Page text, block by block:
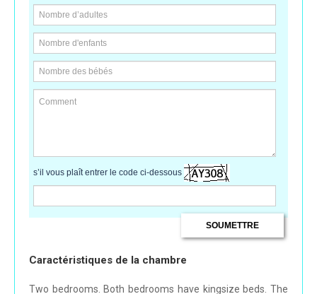
s’il vous plaît entrer le code ci-dessous
Caractéristiques de la chambre
Two bedrooms. Both bedrooms have kingsize beds. The